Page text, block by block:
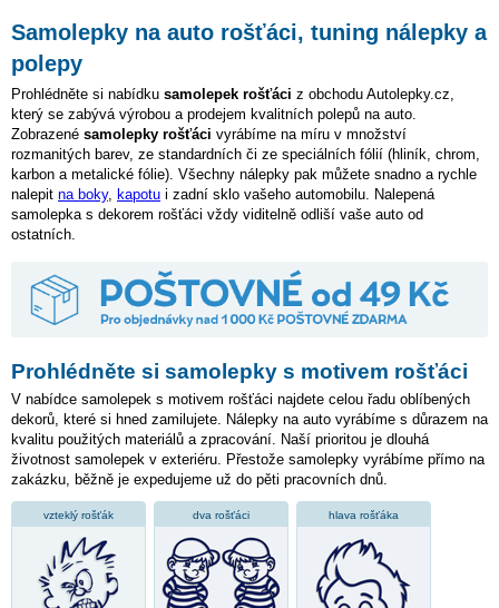
Samolepky na auto rošťáci, tuning nálepky a
polepy
Prohlédněte si nabídku samolepek rošťáci z obchodu Autolepky.cz,
který se zabývá výrobou a prodejem kvalitních polepů na auto.
Zobrazené samolepky rošťáci vyrábíme na míru v množství
rozmanitých barev, ze standardních či ze speciálních fólií (hliník, chrom,
karbon a metalické fólie). Všechny nálepky pak můžete snadno a rychle
nalepit na boky, kapotu i zadní sklo vašeho automobilu. Nalepená
samolepka s dekorem rošťáci vždy viditelně odliší vaše auto od
ostatních.
Prohlédněte si samolepky s motivem rošťáci
V nabídce samolepek s motivem rošťáci najdete celou řadu oblíbených
dekorů, které si hned zamilujete. Nálepky na auto vyrábíme s důrazem na
kvalitu použitých materiálů a zpracování. Naší prioritou je dlouhá
životnost samolepek v exteriéru. Přestože samolepky vyrábíme přímo na
zakázku, běžně je expedujeme už do pěti pracovních dnů.
vzteklý rošťák dva rošťáci hlava rošťáka